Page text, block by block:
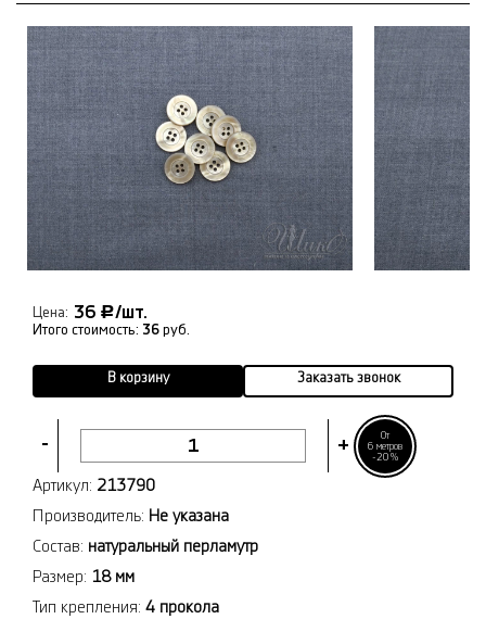
- +
От
6 метров
-20%
Цена: 36 Р/шт.
Итого стоимость: 36 руб.
В корзину Заказать звонок
Артикул: 213790
Производитель: Не указана
Состав: натуральный перламутр
Размер: 18 мм
Тип крепления: 4 прокола